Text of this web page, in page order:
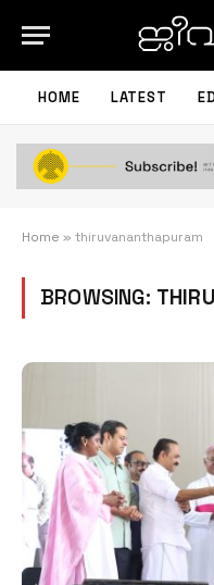
HOME LATEST
Home » thiruvananthapuram
BROWSING: